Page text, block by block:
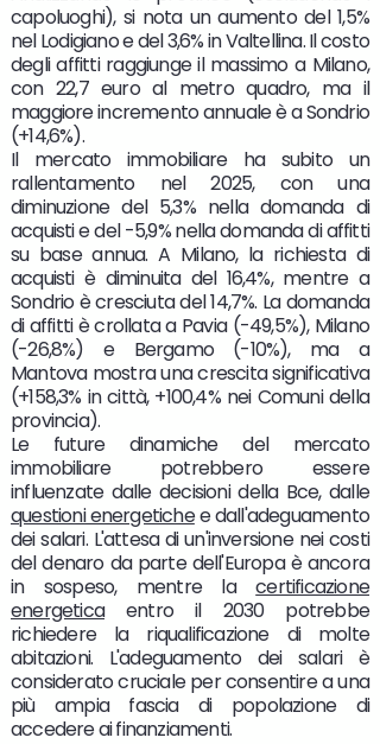
capoluoghi), si nota un aumento del 1,5%
nel Lodigiano e del 3,6% in Valtellina. Il costo
degli affitti raggiunge il massimo a Milano,
con 22,7 euro al metro quadro, ma il
maggiore incremento annuale è a Sondrio
(+14,6%).
Il mercato immobiliare ha subito un
rallentamento nel 2025, con una
diminuzione del 5,3% nella domanda di
acquisti e del -5,9% nella domanda di affitti
su base annua. A Milano, la richiesta di
acquisti è diminuita del 16,4%, mentre a
Sondrio è cresciuta del 14,7%. La domanda
di affitti è crollata a Pavia (-49,5%), Milano
(-26,8%) e Bergamo (-10%), ma a
Mantova mostra una crescita significativa
(+158,3% in città, +100,4% nei Comuni della
provincia).
Le future dinamiche del mercato
immobiliare potrebbero essere
influenzate dalle decisioni della Bce, dalle
questioni energetichee dall'adeguamento
dei salari. L'attesa di un'inversione nei costi
del denaro da parte dell'Europa è ancora
in sospeso, mentre lacertificazione
energeticaentro il 2030 potrebbe
richiedere la riqualificazione di molte
abitazioni. L'adeguamento dei salari è
considerato cruciale per consentire a una
più ampia fascia di popolazione di
accedere ai finanziamenti.